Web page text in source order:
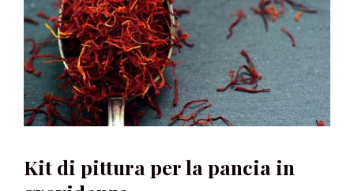
Kit di pittura per la pancia in